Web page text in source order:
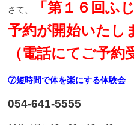
さて、
「第１６回ふ
予約が開始いたし
（電話にてご予約
⑦短時間で体を楽にする体験会
054-641-5555